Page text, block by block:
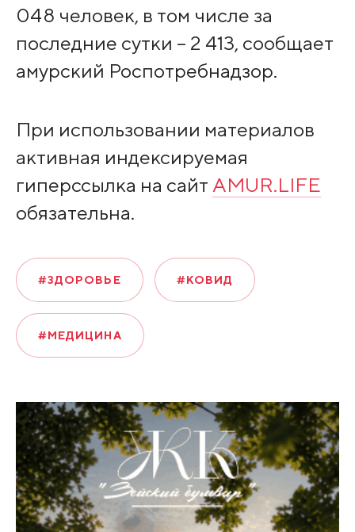
048 человек, в том числе за
последние сутки – 2 413, сообщает
амурский Роспотребнадзор.
При использовании материалов
активная индексируемая
гиперссылка на сайт AMUR.LIFE
обязательна.
#ЗДОРОВЬЕ #КОВИД
#МЕДИЦИНА